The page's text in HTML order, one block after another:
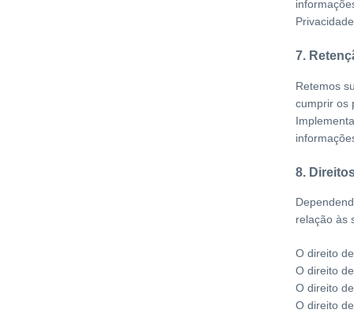
7.
Retemos
cumprir os
8.
relação às
O direito
O direito
O direito
O direito